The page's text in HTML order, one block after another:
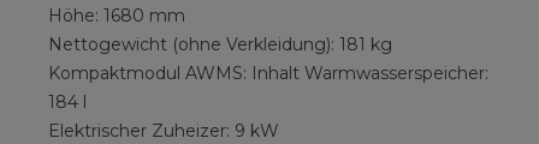
Höhe: 1680 mm
Nettogewicht (ohne Verkleidung): 181 kg
Kompaktmodul AWMS: Inhalt Warmwasserspeicher:
184 l
Elektrischer Zuheizer: 9 kW